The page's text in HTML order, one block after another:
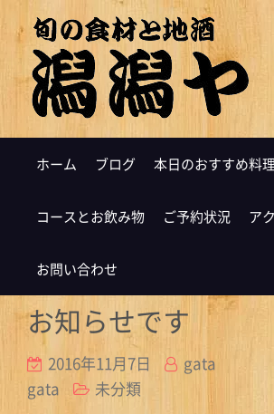
ホーム ブログ 本日のおすすめ料理
コースとお飲み物 ご予約状況 ア
お問い合わせ
お知らせです
2016年11月7日
gata
gata
未分類